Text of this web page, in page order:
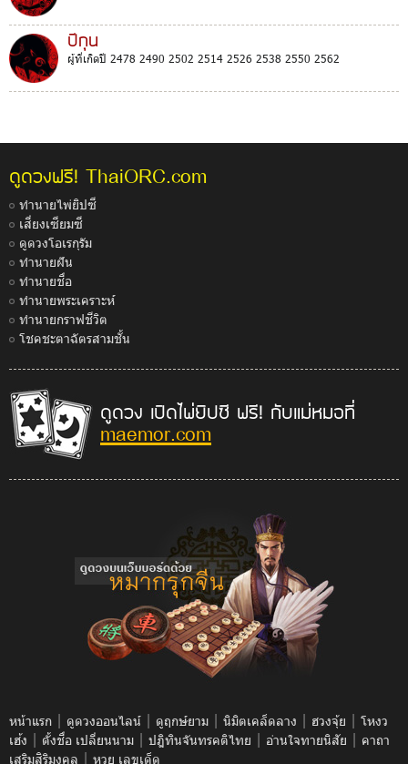
ปีกุน
ผู้ที่เกิดปี 2478 2490 2502 2514 2526 2538 2550 2562
ดูดวงฟรี! ThaiORC.com
ทำนายไพ่ยิปซี
เสี่ยงเซียมซี
ดูดวงโอเรกุรัม
ทำนายฝัน
ทำนายชื่อ
ทำนายพระเคราะห์
ทำนายกราฟชีวิต
โชคชะตาฉัตรสามชั้น
ดูดวง เปิดไพ่ยิปซี ฟรี! กับแม่หมอที่
maemor.com
หน้าแรก | ดูดวงออนไลน์ | ดูฤกษ์ยาม | นิมิตเคล็ดลาง | ฮวงจุ้ย | โหงว
เฮ้ง | ตั้งชื่อ เปลี่ยนนาม | ปฎิทินจันทรคติไทย | อ่านใจทายนิสัย | คาถา
เสริมสิริมงคล | หวย เลขเด็ด